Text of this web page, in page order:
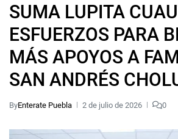
SUMA LUPITA
ESFUERZOS PARA
MÁS APOYOS A
SAN ANDRÉS
ByEnterate Puebla 2 de julio de 2026 0